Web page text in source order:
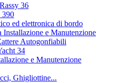
36
390
ed elettronica di bordo
Installazione e Manutenzione
Autogonfiabili
34
e Manutenzione
Ghigliottine...